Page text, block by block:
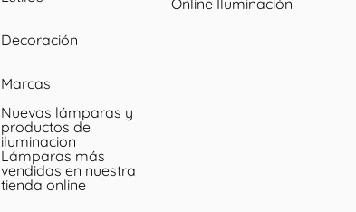
Decoración
Marcas
Nuevas lámparas y
productos de
iluminacion
Lámparas más
vendidas en nuestra
tienda online
Online Iluminación